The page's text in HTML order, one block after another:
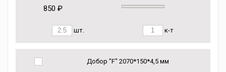
850 ₽
шт. к-т
Добор "F" 2070*150*4,5 мм